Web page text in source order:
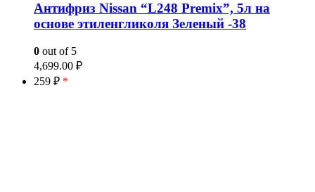
Антифриз Nissan “L248 Premix”, 5л на
основе этиленгликоля Зеленый -38
0 out of 5
4,699.00 ₽
259 ₽ *